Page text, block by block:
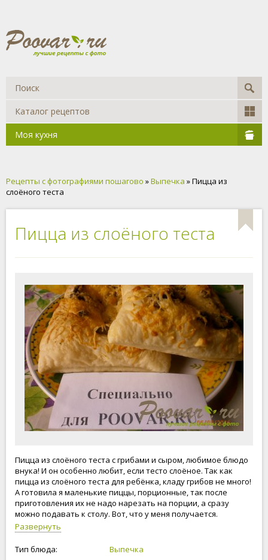
Каталог рецептов
Моя кухня
Рецепты с фотографиями пошагово »Выпечка » Пицца из
слоёного теста
Пицца из слоёного теста
Пицца из слоёного теста с грибами и сыром, любимое блюдо
внука! И он особенно любит, если тесто слоёное. Так как
пицца из слоёного теста для ребёнка, кладу грибов не много!
А готовила я маленькие пиццы, порционные, так после
приготовления их не надо нарезать на порции, а сразу
можно подавать к столу. Вот, что у меня получается.
Развернуть
Тип блюда:
Выпечка